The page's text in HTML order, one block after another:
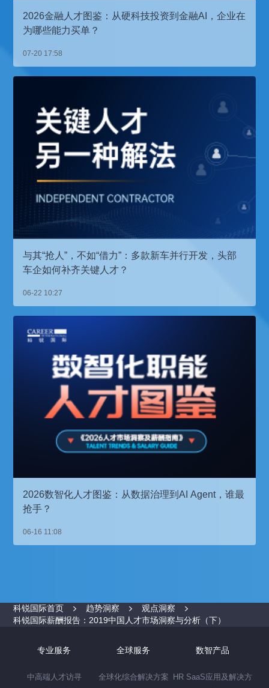
2026金融人才图鉴：从硬科技投资到金融AI，企业在
为哪些能力买单？
07-20 17:58
与其“抢人”，不如“借力”：多款新车并行开发，头部
车企如何补齐关键人才？
06-22 10:27
2026数智化人才图鉴：从数据治理到AI Agent，谁最
抢手？
06-16 11:08
科锐国际首页 趋势洞察
观点洞察
科锐国际薪酬报告：2019中国人才市场洞察与分析（下）
专业服务
中高端人才访寻
全球服务
全球化综合解决方案
数智产品
HR SaaS应用及解决方